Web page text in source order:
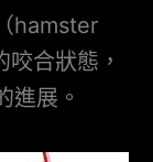
hamster
合狀態，
進展。